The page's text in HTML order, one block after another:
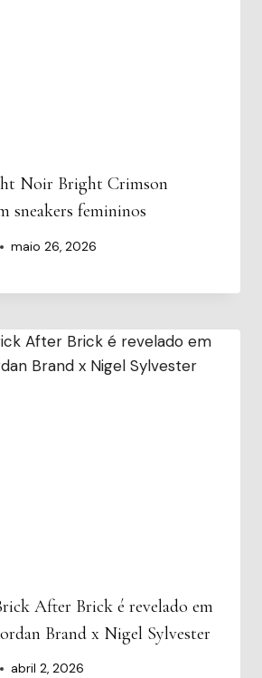
Noir Bright Crimson
sneakers femininos
maio 26, 2026
After Brick é revelado em
Brand x Nigel Sylvester
abril 2, 2026